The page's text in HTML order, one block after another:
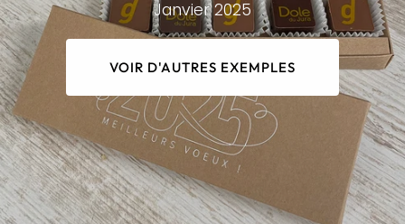
Janvier 2025
VOIR D'AUTRES EXEMPLES